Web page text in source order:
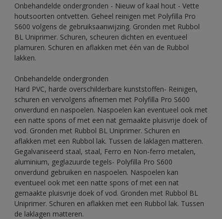
Onbehandelde ondergronden - Nieuw of kaal hout - Vette
houtsoorten ontvetten. Geheel reinigen met Polyfilla Pro
S600 volgens de gebruiksaanwijzing. Gronden met Rubbol
BL Uniprimer. Schuren, scheuren dichten en eventueel
plamuren. Schuren en aflakken met één van de Rubbol
lakken.
Onbehandelde ondergronden
Hard PVC, harde overschilderbare kunststoffen- Reinigen,
schuren en vervolgens afnemen met Polyfilla Pro S600
onverdund en naspoelen. Naspoelen kan eventueel ook met
een natte spons of met een nat gemaakte pluisvrije doek of
vod. Gronden met Rubbol BL Uniprimer. Schuren en
aflakken met een Rubbol lak. Tussen de laklagen matteren.
Gegalvaniseerd staal, staal, Ferro en Non-ferro metalen,
aluminium, geglazuurde tegels- Polyfilla Pro S600
onverdund gebruiken en naspoelen. Naspoelen kan
eventueel ook met een natte spons of met een nat
gemaakte pluisvrije doek of vod. Gronden met Rubbol BL
Uniprimer. Schuren en aflakken met een Rubbol lak. Tussen
de laklagen matteren.